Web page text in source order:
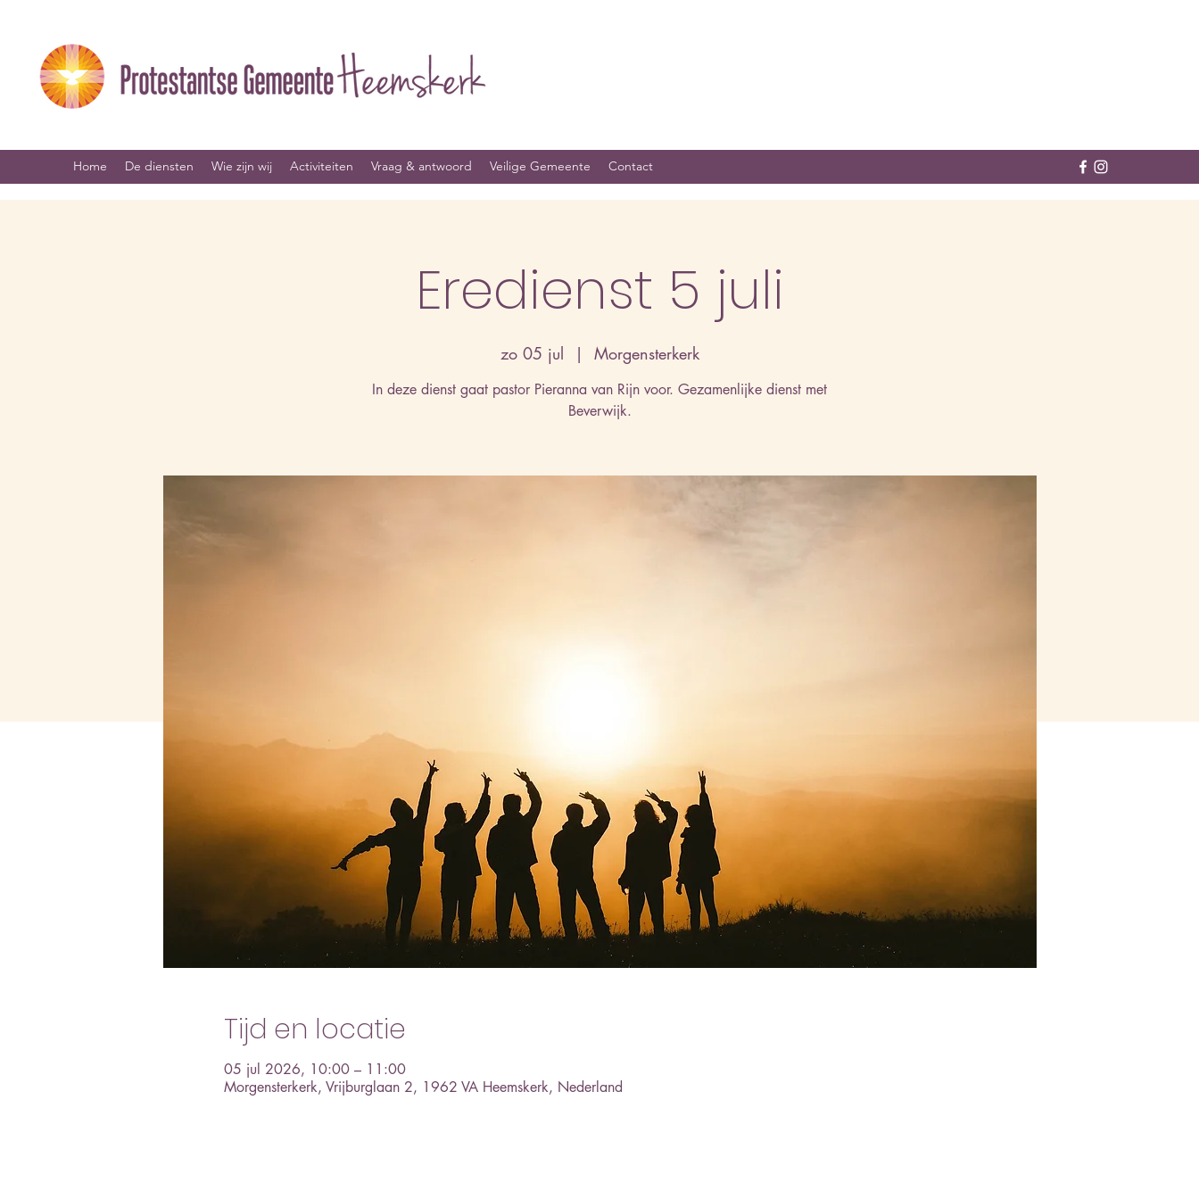
Home De diensten Wie zijn wij Activiteiten Vraag & antwoord Veilige Gemeente Contact
Eredienst 5 juli
zo 05 jul
  |
Morgensterkerk
In deze dienst gaat pastor Pieranna van Rijn voor. Gezamenlijke dienst met
Beverwijk.
Tijd en locatie
05 jul 2026, 10:00 – 11:00
Morgensterkerk, Vrijburglaan 2, 1962 VA Heemskerk, Nederland